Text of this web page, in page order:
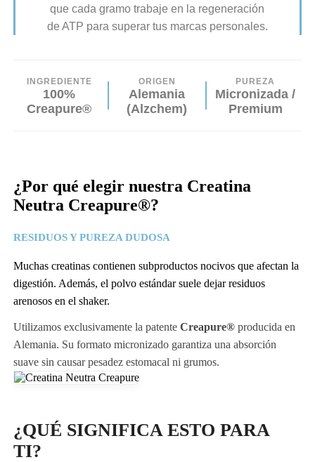
que cada gramo trabaje en la regeneración
de ATP para superar tus marcas personales.
INGREDIENTE
100%
Creapure®
ORIGEN
Alemania
(Alzchem)
PUREZA
Micronizada /
Premium
¿Por qué elegir nuestra Creatina
Neutra Creapure®?
RESIDUOS Y PUREZA DUDOSA
Muchas creatinas contienen subproductos nocivos que afectan la
digestión. Además, el polvo estándar suele dejar residuos
arenosos en el shaker.
Utilizamos exclusivamente la patente Creapure®producida en
Alemania. Su formato micronizado garantiza una absorción
suave sin causar pesadez estomacal ni grumos.
¿QUÉ SIGNIFICA ESTO PARA
TI?